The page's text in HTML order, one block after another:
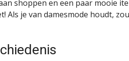
shoppen en een paar mooie
Als je van damesmode houdt,